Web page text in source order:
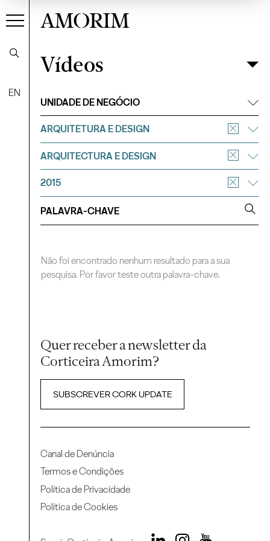
EN
AMORIM
VídeosFiltrar
Vídeos
UNIDADE DE NEGÓCIO
ARQUITETURA E DESIGN
ARQUITECTURA E DESIGN
2015
Não foi encontrado nenhum resultado para a sua
pesquisa. Por favor teste outra palavra-chave.
Quer receber a newsletter da
Corticeira Amorim?
SUBSCREVER CORK UPDATE
Canal de Denúncia
Termos e Condições
Política de Privacidade
Política de Cookies